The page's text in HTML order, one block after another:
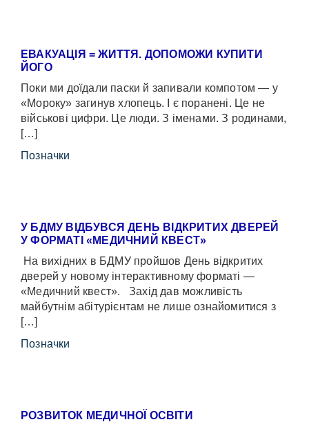
ЕВАКУАЦІЯ = ЖИТТЯ. ДОПОМОЖИ КУПИТИ
ЙОГО
Поки ми доїдали паски й запивали компотом — у
«Мороку» загинув хлопець. І є поранені. Це не
військові цифри. Це люди. З іменами. З родинами,
[…]
Позначки
У БДМУ ВІДБУВСЯ ДЕНЬ ВІДКРИТИХ ДВЕРЕЙ
У ФОРМАТІ «МЕДИЧНИЙ КВЕСТ»
На вихідних в БДМУ пройшов День відкритих
дверей у новому інтерактивному форматі —
«Медичний квест». Захід дав можливість
майбутнім абітурієнтам не лише ознайомитися з
[…]
Позначки
РОЗВИТОК МЕДИЧНОЇ ОСВІТИ